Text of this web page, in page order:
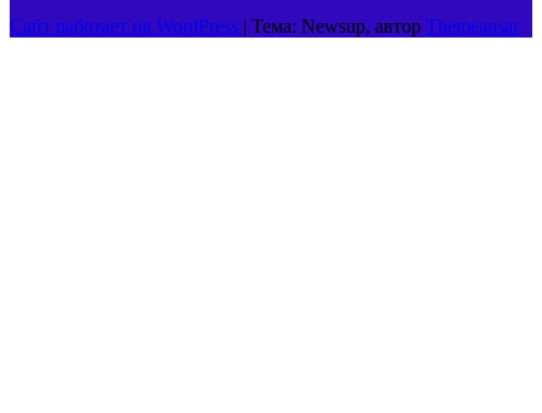
Сайт работает на WordPress | Тема: Newsup, автор Themeansar